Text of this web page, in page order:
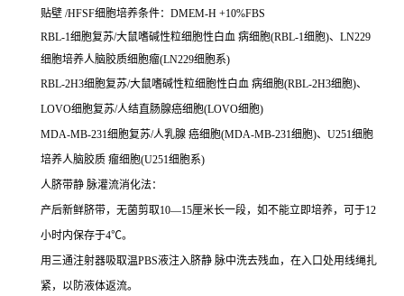
贴壁 /HFSF细胞培养条件：DMEM-H +10%FBS
RBL-1细胞复苏/大鼠嗜碱性粒细胞性白血 病细胞(RBL-1细胞)、LN229
细胞培养人脑胶质细胞瘤(LN229细胞系)
RBL-2H3细胞复苏/大鼠嗜碱性粒细胞性白血 病细胞(RBL-2H3细胞)、
LOVO细胞复苏/人结直肠腺癌细胞(LOVO细胞)
MDA-MB-231细胞复苏/人乳腺 癌细胞(MDA-MB-231细胞)、U251细胞
培养人脑胶质 瘤细胞(U251细胞系)
人脐带静 脉灌流消化法：
产后新鲜脐带，无菌剪取10—15厘米长一段，如不能立即培养，可于12
小时内保存于4℃。
用三通注射器吸取温PBS液注入脐静 脉中洗去残血，在入口处用线绳扎
紧，以防液体返流。